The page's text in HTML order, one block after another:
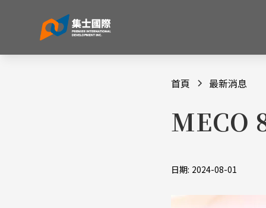
首頁 最新消息
MECO
日期: 2024-08-01